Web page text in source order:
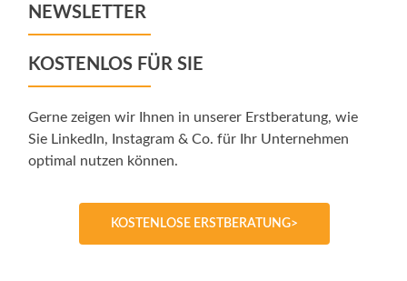
NEWSLETTER
KOSTENLOS FÜR SIE
Gerne zeigen wir Ihnen in unserer Erstberatung, wie
Sie LinkedIn, Instagram & Co. für Ihr Unternehmen
optimal nutzen können.
KOSTENLOSE ERSTBERATUNG>